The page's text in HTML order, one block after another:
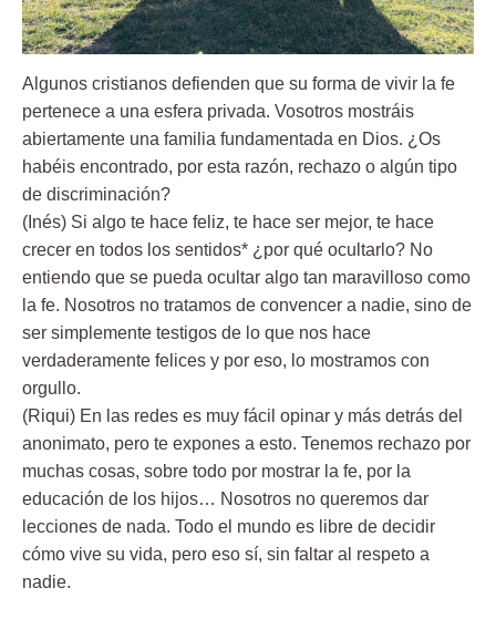
Algunos cristianos defienden que su forma de vivir la fe
pertenece a una esfera privada. Vosotros mostráis
abiertamente una familia fundamentada en Dios. ¿Os
habéis encontrado, por esta razón, rechazo o algún tipo
de discriminación?
(Inés) Si algo te hace feliz, te hace ser mejor, te hace
crecer en todos los sentidos* ¿por qué ocultarlo? No
entiendo que se pueda ocultar algo tan maravilloso como
la fe. Nosotros no tratamos de convencer a nadie, sino de
ser simplemente testigos de lo que nos hace
verdaderamente felices y por eso, lo mostramos con
orgullo.
(Riqui) En las redes es muy fácil opinar y más detrás del
anonimato, pero te expones a esto. Tenemos rechazo por
muchas cosas, sobre todo por mostrar la fe, por la
educación de los hijos… Nosotros no queremos dar
lecciones de nada. Todo el mundo es libre de decidir
cómo vive su vida, pero eso sí, sin faltar al respeto a
nadie.